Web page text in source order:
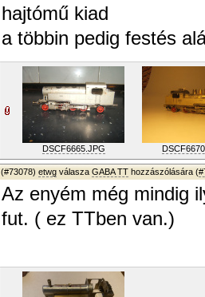
hajtómű kiad
a többin pedig festés
DSCF6665.JPG
(#73078) etwg válasza GABA TT hozzászólására (
Az enyém még mindig
fut. ( ez TTben van.)